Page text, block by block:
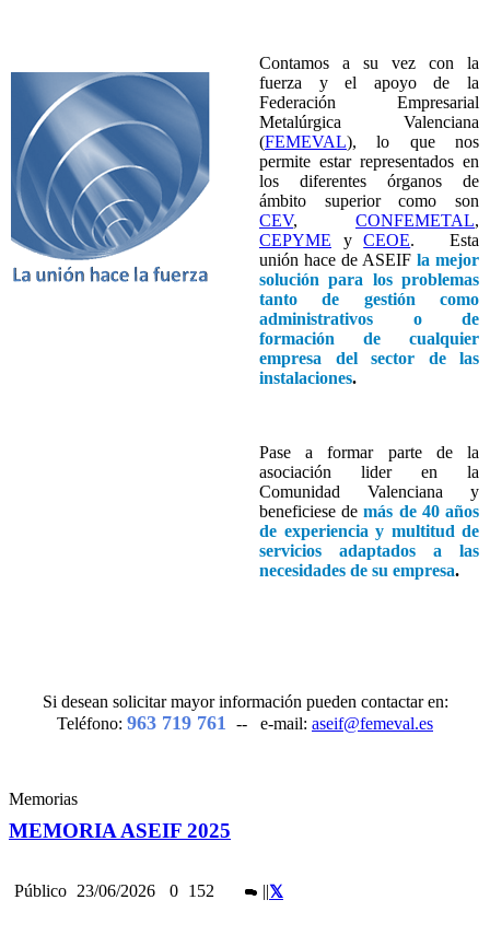
Contamos a su vez con la
fuerza y el apoyo de la
Federación Empresarial
Metalúrgica Valenciana
(FEMEVAL), lo que nos
permite estar representados en
los diferentes órganos de
ámbito superior como son
CEV, CONFEMETAL,
CEPYME yCEOE. Esta
unión hace de ASEIF la mejor
solución para los problemas
tanto de gestión como
administrativos o de
formación de cualquier
empresa del sector de las
instalaciones.
Pase a formar parte de la
asociación lider en la
Comunidad Valenciana y
beneficiese demás de 40 años
de experiencia y multitud de
servicios adaptados a las
necesidades de su empresa.
Si desean solicitar mayor información pueden contactar en:
Teléfono: 963 719 761 -- e-mail: aseif@femeval.es
Memorias
MEMORIA ASEIF 2025
Público 23/06/2026 0 152 ||